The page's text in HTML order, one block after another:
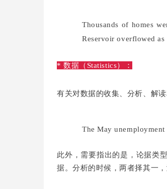
Thousands of homes
Reservoir overflowed
* 数据（Statistics）：
有关对数据的收集、分析、解
The May
此外，需要指出的是，论据类
据。分析的时候，两者择其一，